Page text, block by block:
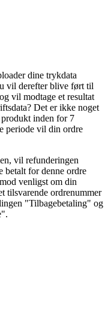
dine trykdata
vil derefter blive ført til
vil modtage et resultat
Det er ikke noget
inden for 7
periode vil din ordre
vil refunderingen
betalt for denne ordre
venligst om din
tilsvarende ordrenummer
"Tilbagebetaling" og